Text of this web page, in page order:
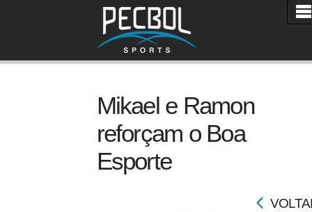
Mikael e Ramon
reforçam o Boa
Esporte